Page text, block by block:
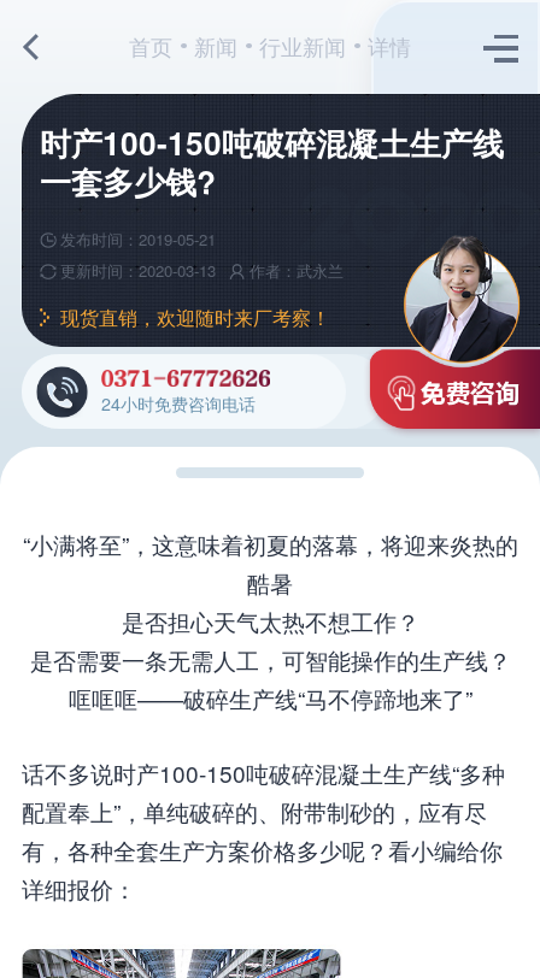
首页 新闻 行业新闻 详情
时产100-150吨破碎混凝土生产线
一套多少钱?
发布时间：2019-05-21
更新时间：2020-03-13
作者：武永兰
现货直销，欢迎随时来厂考察！
24小时免费咨询电话
“小满将至”，这意味着初夏的落幕，将迎来炎热的
酷暑
是否担心天气太热不想工作？
是否需要一条无需人工，可智能操作的生产线？
哐哐哐——破碎生产线“马不停蹄地来了”
话不多说时产100-150吨破碎混凝土生产线“多种
配置奉上”，单纯破碎的、附带制砂的，应有尽
有，各种全套生产方案价格多少呢？看小编给你
详细报价：